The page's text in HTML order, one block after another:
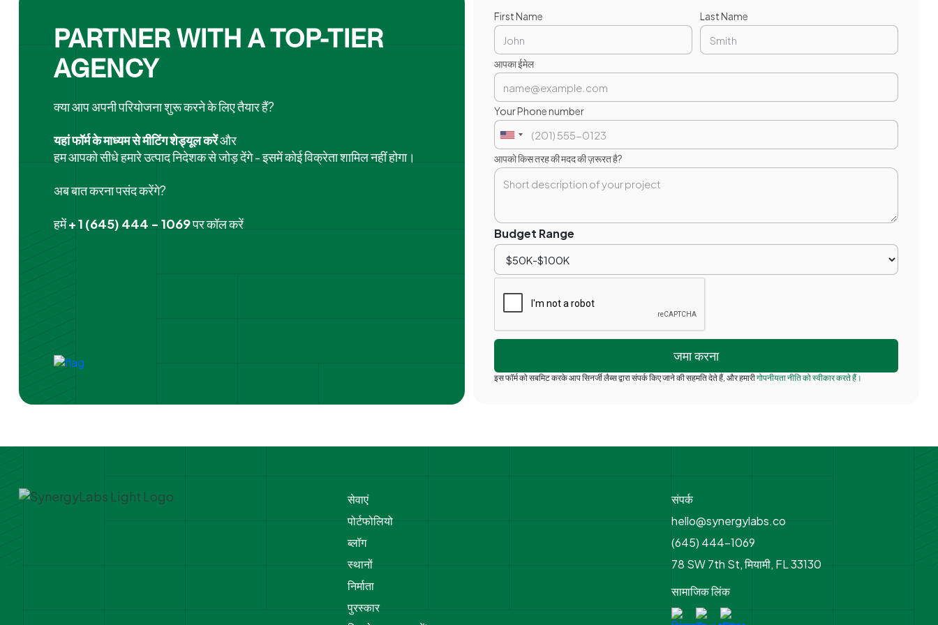
PARTNER WITH A TOP-TIER
AGENCY
क्या आप अपनी परियोजना शुरू करने के लिए तैयार हैं?
यहां फॉर्म के माध्यम से मीटिंग शेड्यूल करेंऔर
हम आपको सीधे हमारे उत्पाद निदेशक से जोड़ देंगे - इसमें कोई विक्रेता शामिल नहीं होगा।
अब बात करना पसंद करेंगे?
हमें+ 1 (645) 444 - 1069पर कॉल करें
First Name Last Name
आपका ईमेल
Your Phone number
आपको किस तरह की मदद की ज़रूरत है?
Budget Range
इस फॉर्म को सबमिट करके आप सिनर्जी लैब्स द्वारा संपर्क किए जाने की सहमति देते हैं, और हमारीगोपनीयता नीति को स्वीकार करते हैं।
सेवाएं
पोर्टफोलियो
ब्लॉग
स्थानों
निर्माता
पुरस्कार
संपर्क
hello@synergylabs.co
(645) 444-1069
78 SW 7th St, मियामी, FL 33130
सामाजिक लिंक